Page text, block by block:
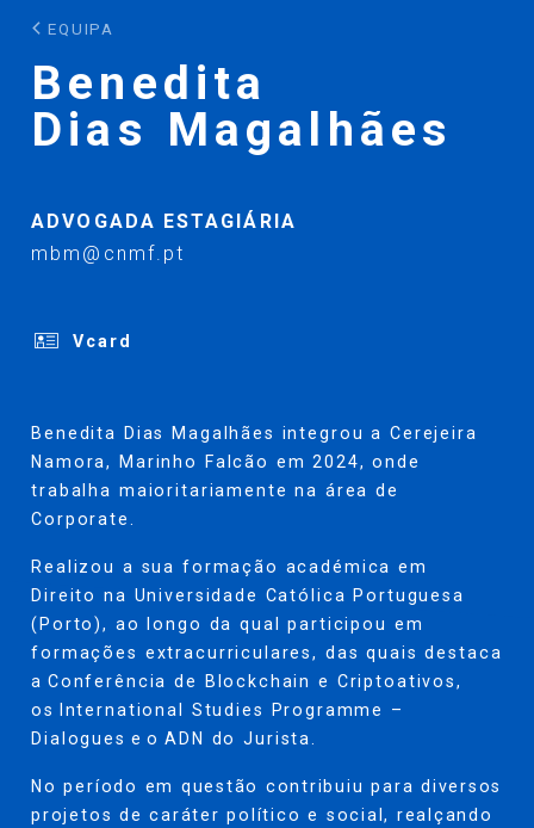
EQUIPA
Benedita
Dias Magalhães
ADVOGADA ESTAGIÁRIA
mbm@cnmf.pt
Vcard
Benedita Dias Magalhães integrou a Cerejeira
Namora, Marinho Falcão em 2024, onde
trabalha maioritariamente na área de
Corporate
Realizou a sua formação académica em
Direitona Universidade Católica Portuguesa
( Porto), ao longo da qual participou em
formações extracurriculares, das quais destaca
a Conferência de Blockchain e Criptoativos,
os
International Studies Programme
–
Dialogues e oADN do Jurista.
No período em questão contribuiu para diversos
projetos de caráter político e social, realçando